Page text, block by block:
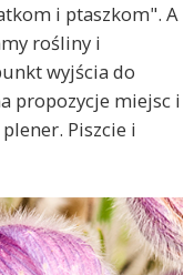
i ptaszkom". A
rośliny i
wyjścia do
propozycje miejsc i
Piszcie i